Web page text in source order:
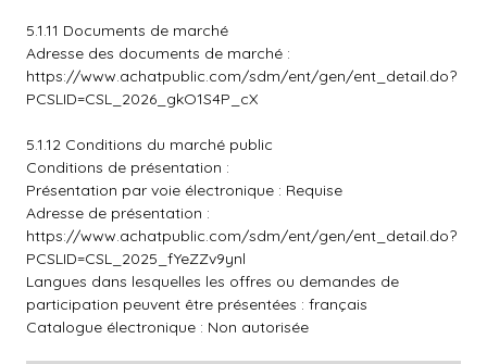
5.1.11 Documents de marché
Adresse des documents de marché :
https://www.achatpublic.com/sdm/ent/gen/ent_detail.do?
PCSLID=CSL_2026_gkO1S4P_cX
5.1.12 Conditions du marché public
Conditions de présentation :
Présentation par voie électronique : Requise
Adresse de présentation :
https://www.achatpublic.com/sdm/ent/gen/ent_detail.do?
PCSLID=CSL_2025_fYeZZv9ynl
Langues dans lesquelles les offres ou demandes de
participation peuvent être présentées : français
Catalogue électronique : Non autorisée